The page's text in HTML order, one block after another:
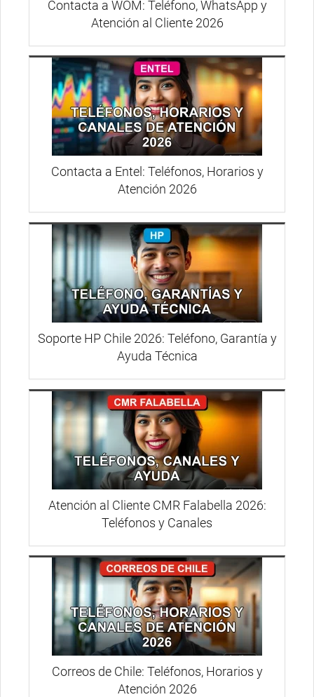
Contacta a WOM: Teléfono, WhatsApp y
Atención al Cliente 2026
Contacta a Entel: Teléfonos, Horarios y
Atención 2026
Soporte HP Chile 2026: Teléfono, Garantía y
Ayuda Técnica
Atención al Cliente CMR Falabella 2026:
Teléfonos y Canales
Correos de Chile: Teléfonos, Horarios y
Atención 2026